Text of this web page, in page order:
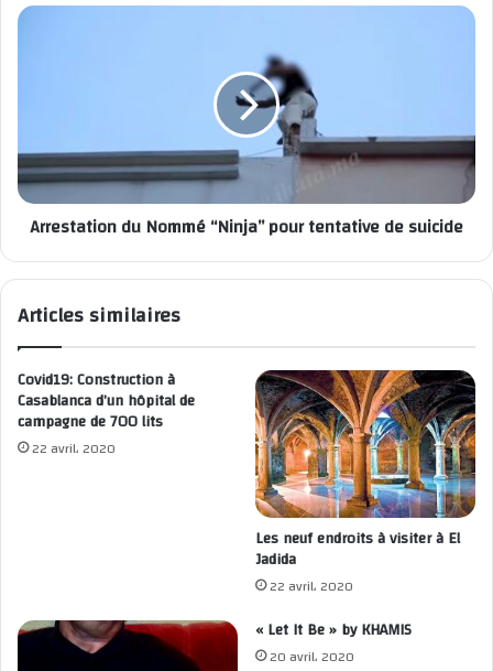
Arrestation du Nommé “Ninja” pour tentative de suicide
Articles similaires
Covid19: Construction à
Casablanca d’un hôpital de
campagne de 700 lits
22 avril، 2020
Les neuf endroits à visiter à El
Jadida
22 avril، 2020
« Let It Be » by KHAMIS
20 avril، 2020